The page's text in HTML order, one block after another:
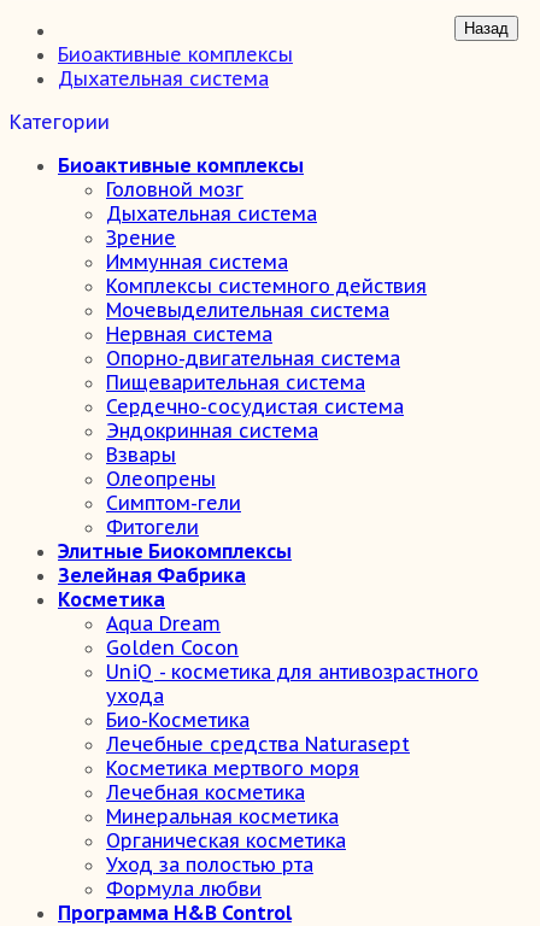
Биоактивные комплексы
Дыхательная система
Категории
Биоактивные комплексы
Головной мозг
Дыхательная система
Зрение
Иммунная система
Комплексы системного действия
Мочевыделительная система
Нервная система
Опорно-двигательная система
Пищеварительная система
Сердечно-сосудистая система
Эндокринная система
Взвары
Олеопрены
Симптом-гели
Фитогели
Элитные Биокомплексы
Зелейная Фабрика
Косметика
Aqua Dream
Golden Cocon
UniQ - косметика для антивозрастного
ухода
Био-Косметика
Лечебные средства Naturasept
Косметика мертвого моря
Лечебная косметика
Минеральная косметика
Органическая косметика
Уход за полостью рта
Формула любви
Программа H&B Control